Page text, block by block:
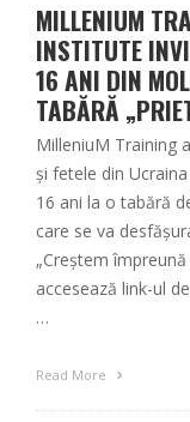
MILLENIUM
INSTITUTE
16 ANI DIN
TABĂRĂ
MilleniuM Training
și fetele din
16 ani la o tabără
care se va
„Creștem
accesează link-ul
…
Read More